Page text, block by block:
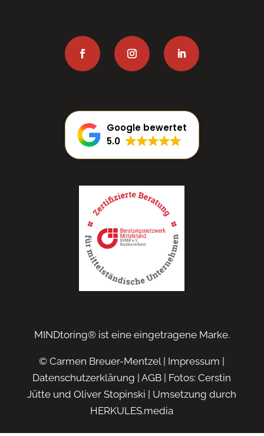
Google bewertet
5.0
MINDtoring® ist eine eingetragene Marke.
© Carmen Breuer-Mentzel | Impressum
Datenschutzerklärung |AGB | Fotos: Cerstin
Jütte und Oliver Stopinski | Umsetzung durch
HERKULES.media